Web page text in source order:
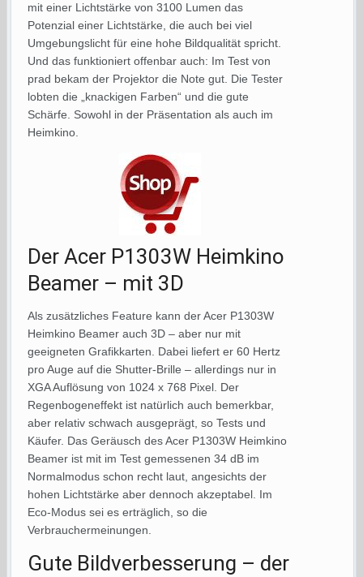
mit einer Lichtstärke von 3100 Lumen das
Potenzial einer Lichtstärke, die auch bei viel
Umgebungslicht für eine hohe Bildqualität spricht.
Und das funktioniert offenbar auch: Im Test von
prad bekam der Projektor die Note gut. Die Tester
lobten die „knackigen Farben“ und die gute
Schärfe. Sowohl in der Präsentation als auch im
Heimkino.
Der Acer P1303W Heimkino
Beamer – mit 3D
Als zusätzliches Feature kann der Acer P1303W
Heimkino Beamer auch 3D – aber nur mit
geeigneten Grafikkarten. Dabei liefert er 60 Hertz
pro Auge auf die Shutter-Brille – allerdings nur in
XGA Auflösung von 1024 x 768 Pixel. Der
Regenbogeneffekt ist natürlich auch bemerkbar,
aber relativ schwach ausgeprägt, so Tests und
Käufer. Das Geräusch des Acer P1303W Heimkino
Beamer ist mit im Test gemessenen 34 dB im
Normalmodus schon recht laut, angesichts der
hohen Lichtstärke aber dennoch akzeptabel. Im
Eco-Modus sei es erträglich, so die
Verbrauchermeinungen.
Gute Bildverbesserung – der